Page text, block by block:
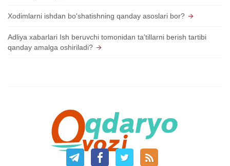
Xodimlarni ishdan bo'shatishning qanday asoslari bor?
Adliya xabarlari Ish beruvchi tomonidan ta'tillarni berish tartibi
qanday amalga oshiriladi?